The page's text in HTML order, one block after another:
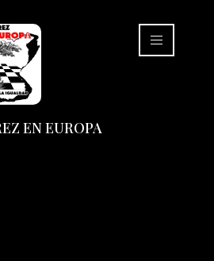
EN EUROPA